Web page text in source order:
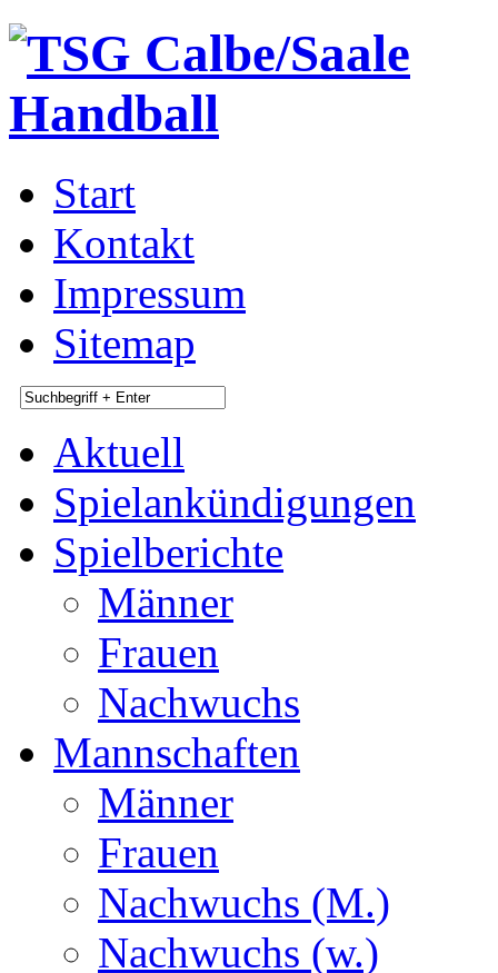
Start
Kontakt
Impressum
Sitemap
Aktuell
Spielankündigungen
Spielberichte
Männer
Frauen
Nachwuchs
Mannschaften
Männer
Frauen
Nachwuchs (M.)
Nachwuchs (w.)